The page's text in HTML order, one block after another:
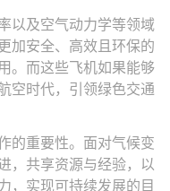
以及空气动力学等领域
加安全、高效且环保的
。而这些飞机如果能够
空时代，引领绿色交通
的重要性。面对气候变
，共享资源与经验，以
，实现可持续发展的目